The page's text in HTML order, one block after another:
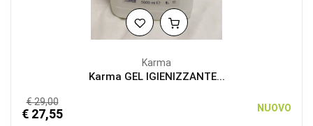
Karma
Karma GEL IGIENIZZANTE...
€ 29,00
€ 27,55 NUOVO